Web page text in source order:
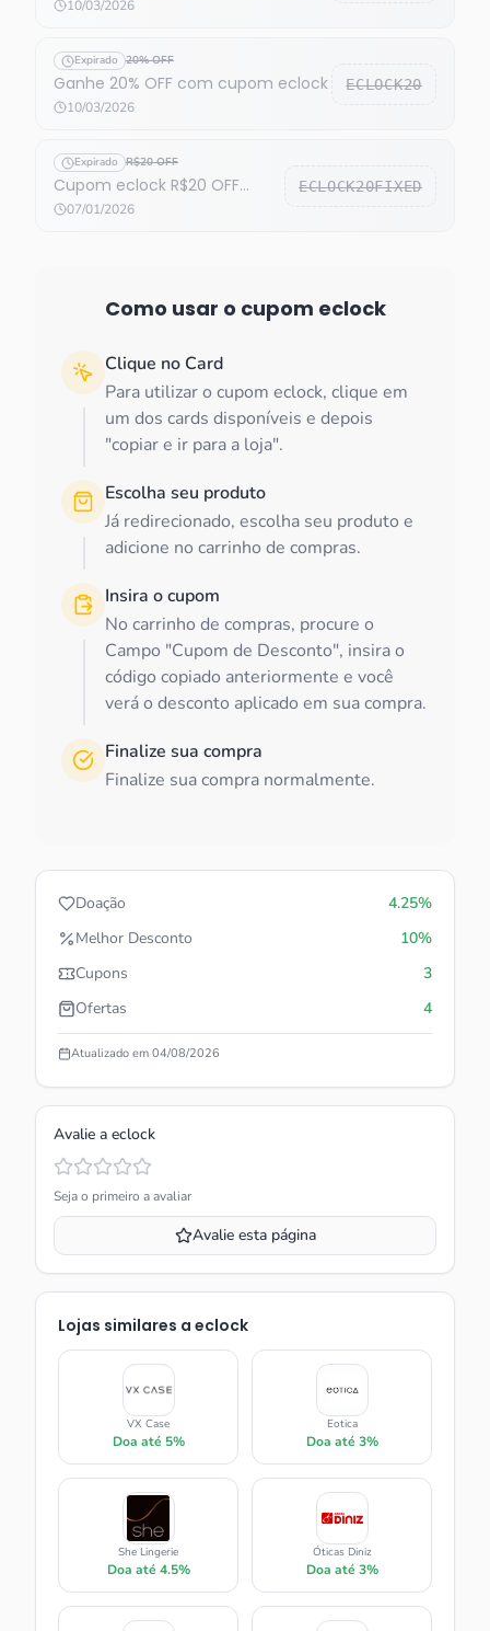
10/03/2026
Expirado 20% OFF
Ganhe 20% OFF com cupom eclock
10/03/2026
ECLOCK20
Expirado R$20 OFF
Cupom eclock R$20 OFF
expirado
07/01/2026
ECLOCK20FIXED
Como usar o cupom eclock
Clique no Card
Para utilizar o cupom eclock, clique em
um dos cards disponíveis e depois
"copiar e ir para a loja".
Escolha seu produto
Já redirecionado, escolha seu produto e
adicione no carrinho de compras.
Insira o cupom
No carrinho de compras, procure o
Campo "Cupom de Desconto", insira o
código copiado anteriormente e você
verá o desconto aplicado em sua compra.
Finalize sua compra
Finalize sua compra normalmente.
Doação
4.25%
Melhor Desconto
10%
Cupons
3
Ofertas
4
Atualizado em 04/08/2026
Avalie a eclock
Seja o primeiro a avaliar
Avalie esta página
Lojas similares a eclock
VX Case
Doa até 5%
Eotica
Doa até 3%
She Lingerie
Doa até 4.5%
Óticas Diniz
Doa até 3%